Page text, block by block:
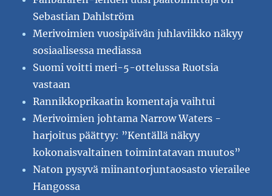
Sebastian Dahlström
Merivoimien vuosipäivän juhlaviikko näkyy
sosiaalisessa mediassa
Suomi voitti meri-5-ottelussa Ruotsia
vastaan
Rannikkoprikaatin komentaja vaihtui
Merivoimien johtama Narrow Waters -
harjoitus päättyy: ”Kentällä näkyy
kokonaisvaltainen toimintatavan muutos”
Naton pysyvä miinantorjuntaosasto vierailee
Hangossa